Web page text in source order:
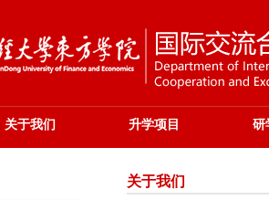
关于我们 升学项目 研
关于我们